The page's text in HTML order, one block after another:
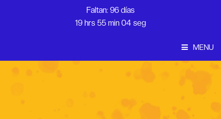
Faltan: 96 días
19 hrs 55 min 04 seg
MENU